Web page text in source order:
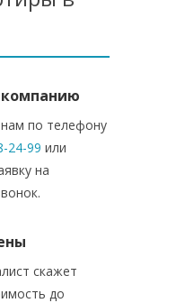
компанию
по телефону
24-99 или
на
скажет
до